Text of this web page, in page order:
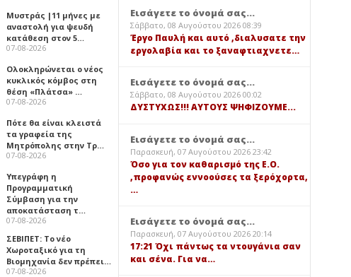
Μυστράς |11 μήνες με
αναστολή για ψευδή
κατάθεση στον 5…
07-08-2026
Ολοκληρώνεται ο νέος
κυκλικός κόμβος στη
θέση «Πλάτσα» …
07-08-2026
Πότε θα είναι κλειστά
τα γραφεία της
Μητρόπολης στην Τρ…
07-08-2026
Υπεγράφη η
Προγραμματική
Σύμβαση για την
αποκατάσταση τ…
07-08-2026
ΣΕΒΙΠΕΤ: Το νέο
Χωροταξικό για τη
Βιομηχανία δεν πρέπει…
07-08-2026
Εισάγετε το όνομά σας...
Σάββατο, 08 Αυγούστου 2026 08:39
Έργο Παυλή και αυτό ,διαλυσατε την
εργολαβία και το ξαναφτιαχνετε…
Εισάγετε το όνομά σας...
Σάββατο, 08 Αυγούστου 2026 00:02
ΔΥΣΤΥΧΩΣ!!! ΑΥΤΟΥΣ ΨΗΦΙΖΟΥΜΕ...
Εισάγετε το όνομά σας...
Παρασκευή, 07 Αυγούστου 2026 23:42
Όσο για τον καθαρισμό της Ε.Ο.
,προφανώς εννοούσες τα ξερόχορτα,
…
Εισάγετε το όνομά σας...
Παρασκευή, 07 Αυγούστου 2026 20:14
17:21 Όχι πάντως τα ντουγάνια σαν
και σένα. Για να…